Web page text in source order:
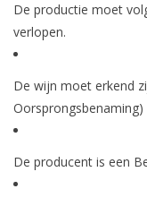
De productie moet
verlopen.
De wijn moet erkend
De producent is een